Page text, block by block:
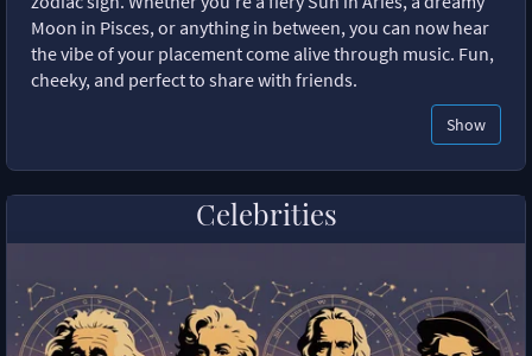
Moon in Pisces, or anything in between, you can now hear
the vibe of your placement come alive through music. Fun,
cheeky, and perfect to share with friends.
Show
Celebrities